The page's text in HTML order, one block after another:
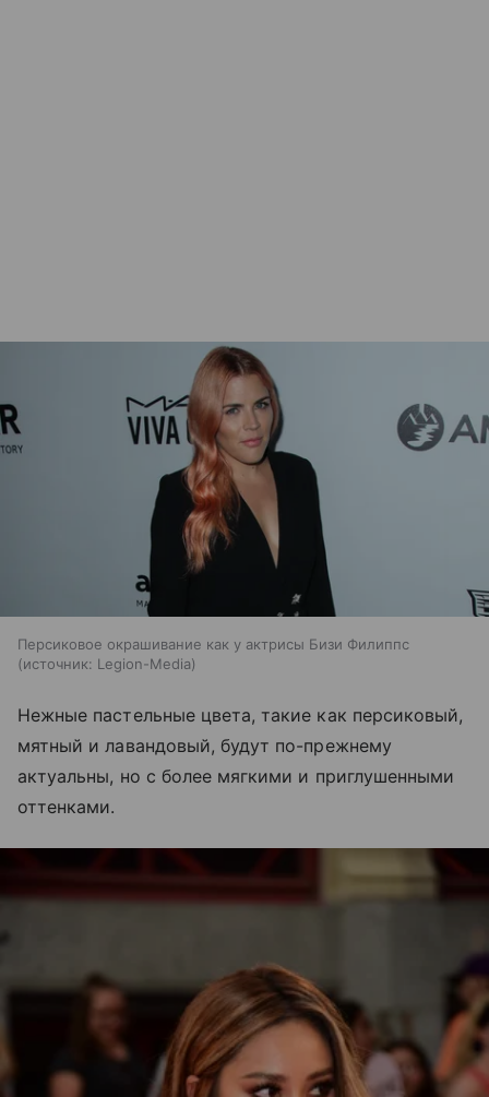
Персиковое окрашивание как у актрисы Бизи Филиппс
источник: Legion-Media
Нежные пастельные цвета, такие как персиковый,
мятный и лавандовый, будут по-прежнему
актуальны, но с более мягкими и приглушенными
оттенками.